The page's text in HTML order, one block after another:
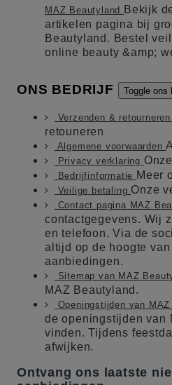
MAZ Beautyland Bekijk
artikelen pagina bij
Beautyland. Bestel
online beauty &amp;
ONS BEDRIJF Toggle ons
Verzenden & retourneren
retouneren
Algemene voorwaarden
Privacy verklaring
Bedrijfinformatie Meer
Veilige betaling Onze
Contact pagina MAZ
contactgegevens. Wij
en telefoon. Via de
altijd op de hoogte
aanbiedingen.
Sitemap van MAZ
MAZ Beautyland.
Openingstijden van
de openingstijden van
vinden. Tijdens
afwijken.
Ontvang ons laatste